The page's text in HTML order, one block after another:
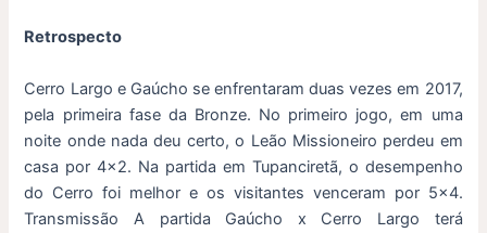
Retrospecto
Cerro Largo e Gaúcho se enfrentaram duas vezes em 2017,
pela primeira fase da Bronze. No primeiro jogo, em uma
noite onde nada deu certo, o Leão Missioneiro perdeu em
casa por 4×2. Na partida em Tupanciretã, o desempenho
do Cerro foi melhor e os visitantes venceram por 5×4.
Transmissão A partida Gaúcho x Cerro Largo terá